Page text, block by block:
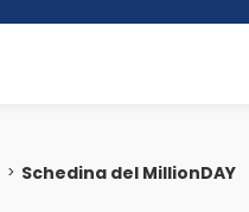
> Schedina del MillionDAY